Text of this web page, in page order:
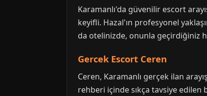
Karamanlı'da güvenilir escort
keyifli. Hazal'ın profesyonel
da otelinizde, onunla geçirdiğiniz
Gercek Escort Ceren
Ceren, Karamanlı gerçek ilan
rehberi içinde sıkça tavsiye edilen